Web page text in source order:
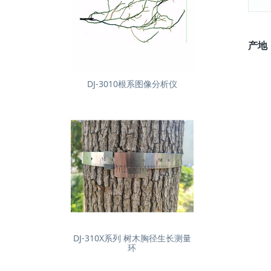
产地
DJ-3010根系图像分析仪
DJ-310X系列 树木胸径生长测量
环